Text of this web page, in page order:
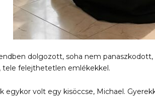
dolgozott, soha nem
tele felejthetetlen emlékekkel.
egykor volt egy kisöccse, Michael.